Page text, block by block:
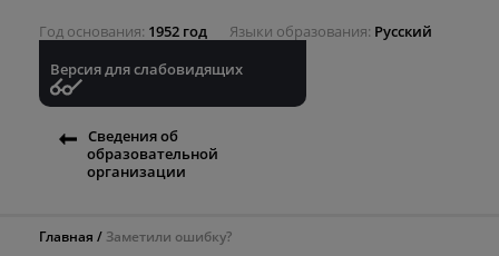
Год основания 1952 год Языки образования Русский
Версия для слабовидящих
Сведения об
образовательной
организации
Главная Заметили ошибку?